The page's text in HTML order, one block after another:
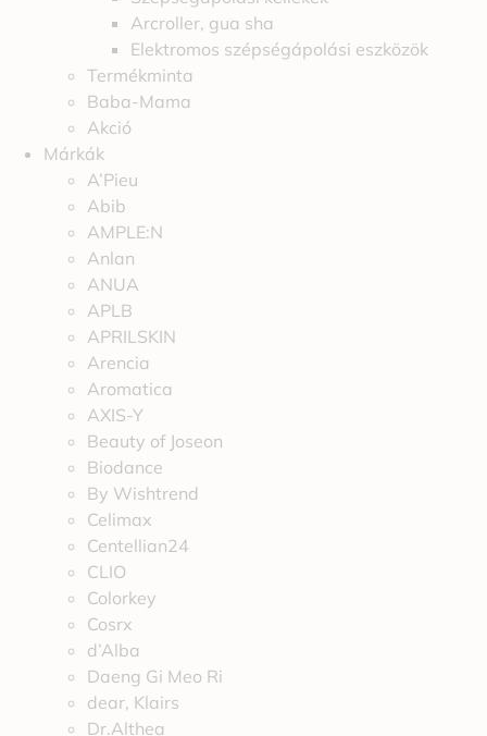
Arcroller, gua sha
Elektromos szépségápolási eszközök
Termékminta
Baba-Mama
Akció
Márkák
A’Pieu
Abib
AMPLE:N
Anlan
ANUA
APLB
APRILSKIN
Arencia
Aromatica
AXIS-Y
Beauty of Joseon
Biodance
By Wishtrend
Celimax
Centellian24
CLIO
Colorkey
Cosrx
d’Alba
Daeng Gi Meo Ri
dear, Klairs
Dr.Althea